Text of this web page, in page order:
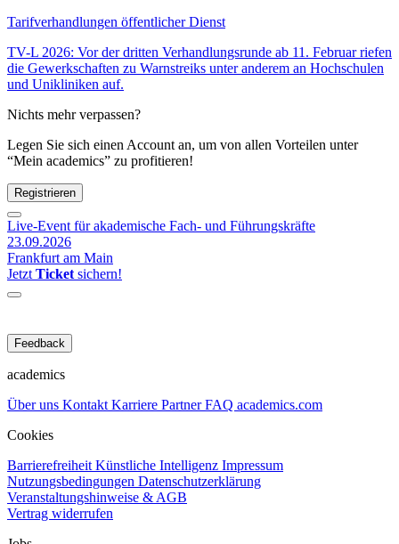
Tarifverhandlungen öffentlicher Dienst
TV-L 2026: Vor der dritten Verhandlungsrunde ab 11. Februar riefen
die Gewerkschaften zu Warnstreiks unter anderem an Hochschulen
und Unikliniken auf.
Nichts mehr verpassen?
Legen Sie sich einen Account an, um von allen Vorteilen unter
“Mein academics” zu profitieren!
Registrieren
Live-Event für akademische Fach- und Führungskräfte
23.09.2026
Frankfurt am Main
Jetzt Ticket sichern!
Feedback
academics
Über uns Kontakt Karriere PartnerFAQ academics.com
Cookies
Barrierefreiheit Künstliche Intelligenz Impressum
Nutzungsbedingungen Datenschutzerklärung
Veranstaltungshinweise & AGB
Vertrag widerrufen